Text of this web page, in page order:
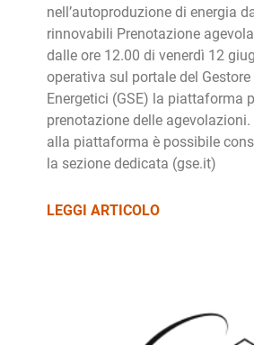
nell’autoproduzione di energia
rinnovabili Prenotazione
dalle ore 12.00 di venerdì 12
operativa sul portale del Gestore
Energetici (GSE) la piattaforma
prenotazione delle agevolazioni.
alla piattaforma è possibile
la sezione dedicata (gse.it)
LEGGI ARTICOLO